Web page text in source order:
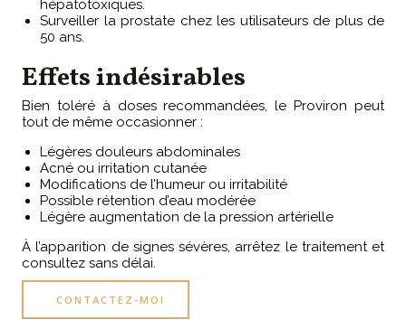
hépatotoxiques.
Surveiller la prostate chez les utilisateurs de plus de
50 ans.
Effets indésirables
Bien toléré à doses recommandées, le Proviron peut
tout de même occasionner :
Légères douleurs abdominales
Acné ou irritation cutanée
Modifications de l’humeur ou irritabilité
Possible rétention d’eau modérée
Légère augmentation de la pression artérielle
À l’apparition de signes sévères, arrêtez le traitement et
consultez sans délai.
CONTACTEZ-MOI